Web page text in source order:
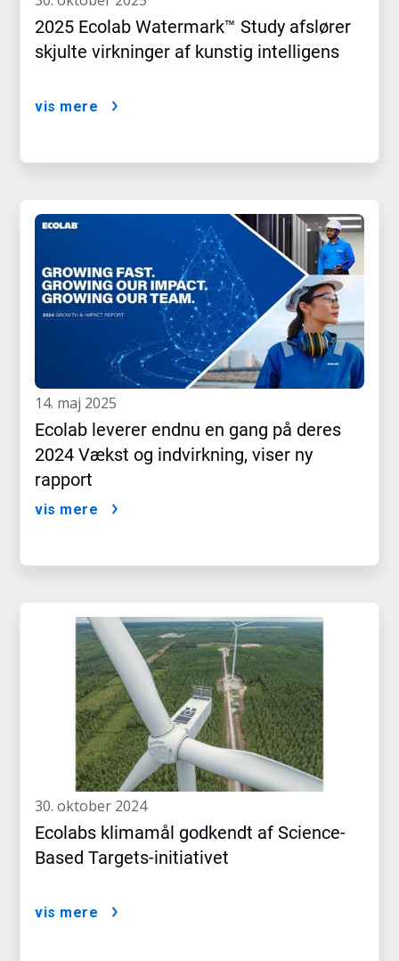
2025 Ecolab Watermark™ Study afslører
skjulte virkninger af kunstig intelligens
vis mere
14. maj 2025
Ecolab leverer endnu en gang på deres
2024 Vækst og indvirkning, viser ny
rapport
vis mere
30. oktober 2024
Ecolabs klimamål godkendt af Science-
Based Targets-initiativet​​​​​​​
vis mere